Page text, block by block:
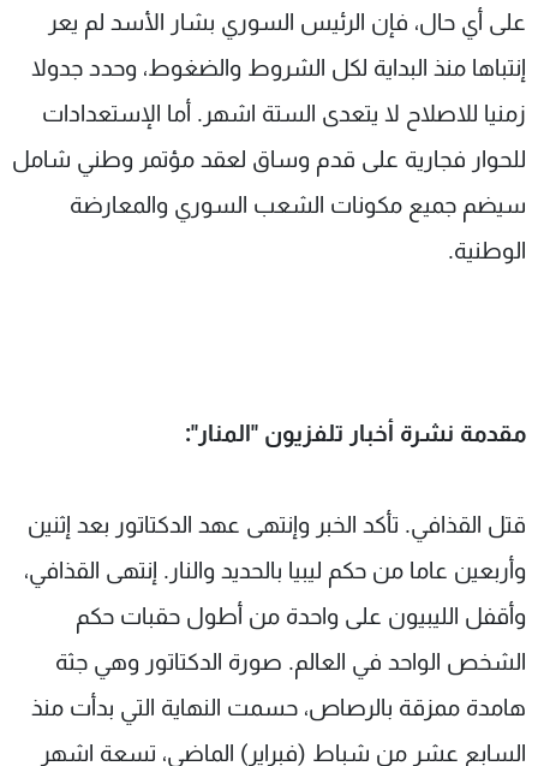
على أي حال، فإن الرئيس السوري بشار الأسد لم يعر
إنتباها منذ البداية لكل الشروط والضغوط، وحدد جدولا
زمنيا للاصلاح لا يتعدى الستة اشهر. أما الإستعدادات
للحوار فجارية على قدم وساق لعقد مؤتمر وطني شامل
سيضم جميع مكونات الشعب السوري والمعارضة
الوطنية.
مقدمة نشرة أخبار تلفزيون "المنار":
قتل القذافي. تأكد الخبر وإنتهى عهد الدكتاتور بعد إثنين
وأربعين عاما من حكم ليبيا بالحديد والنار. إنتهى القذافي،
وأقفل الليبيون على واحدة من أطول حقبات حكم
الشخص الواحد في العالم. صورة الدكتاتور وهي جثة
هامدة ممزقة بالرصاص، حسمت النهاية التي بدأت منذ
السابع عشر من شباط (فبراير) الماضي، تسعة اشهر